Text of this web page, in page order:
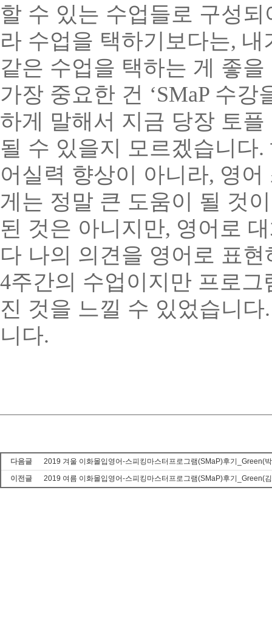
할 수 있는 수업들로 구성
라 수업을 택하기보다는, 내
같은 수업을 택하는 게 좋
가장 중요한 건 ‘SMaP 수강
하게 말해서 지금 당장 토
될 수 있을지 모르겠습니다.
어실력 향상이 아니라, 영어
게는 정말 큰 도움이 될 것
된 것은 아니지만, 영어로
다 나의 의견을 영어로 표
4주간의 수업이지만 프로
진 것을 느낄 수 있었습니다
니다.
다음글
2019 겨울 이화몰입영어-스피킹마스터프로그램(SMaP)후기_Green(
이전글
2019 여름 이화몰입영어-스피킹마스터프로그램(SMaP)후기_Green(